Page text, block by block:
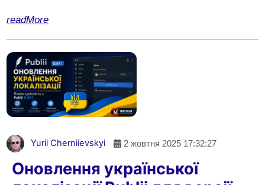
readMore
Yurii Cherniievskyi 2 жовтня 2025 17:32:27
Оновлення української